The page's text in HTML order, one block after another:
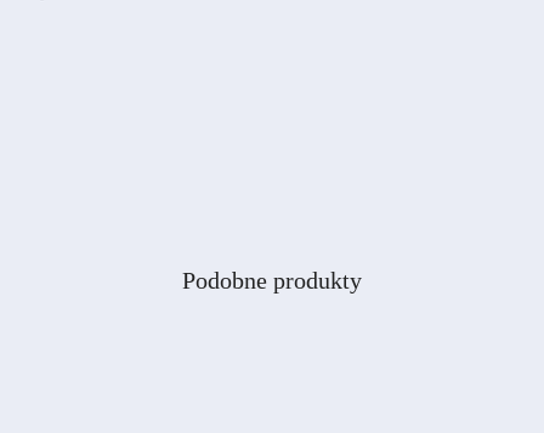
Pomiń karuzelę produktów
Produkty
Podobne produkty